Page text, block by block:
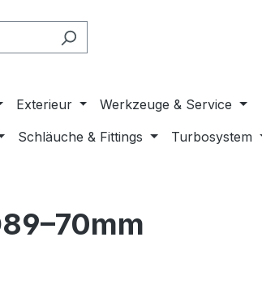
Exterieur
Werkzeuge & Service
Schläuche & Fittings Turbosystem